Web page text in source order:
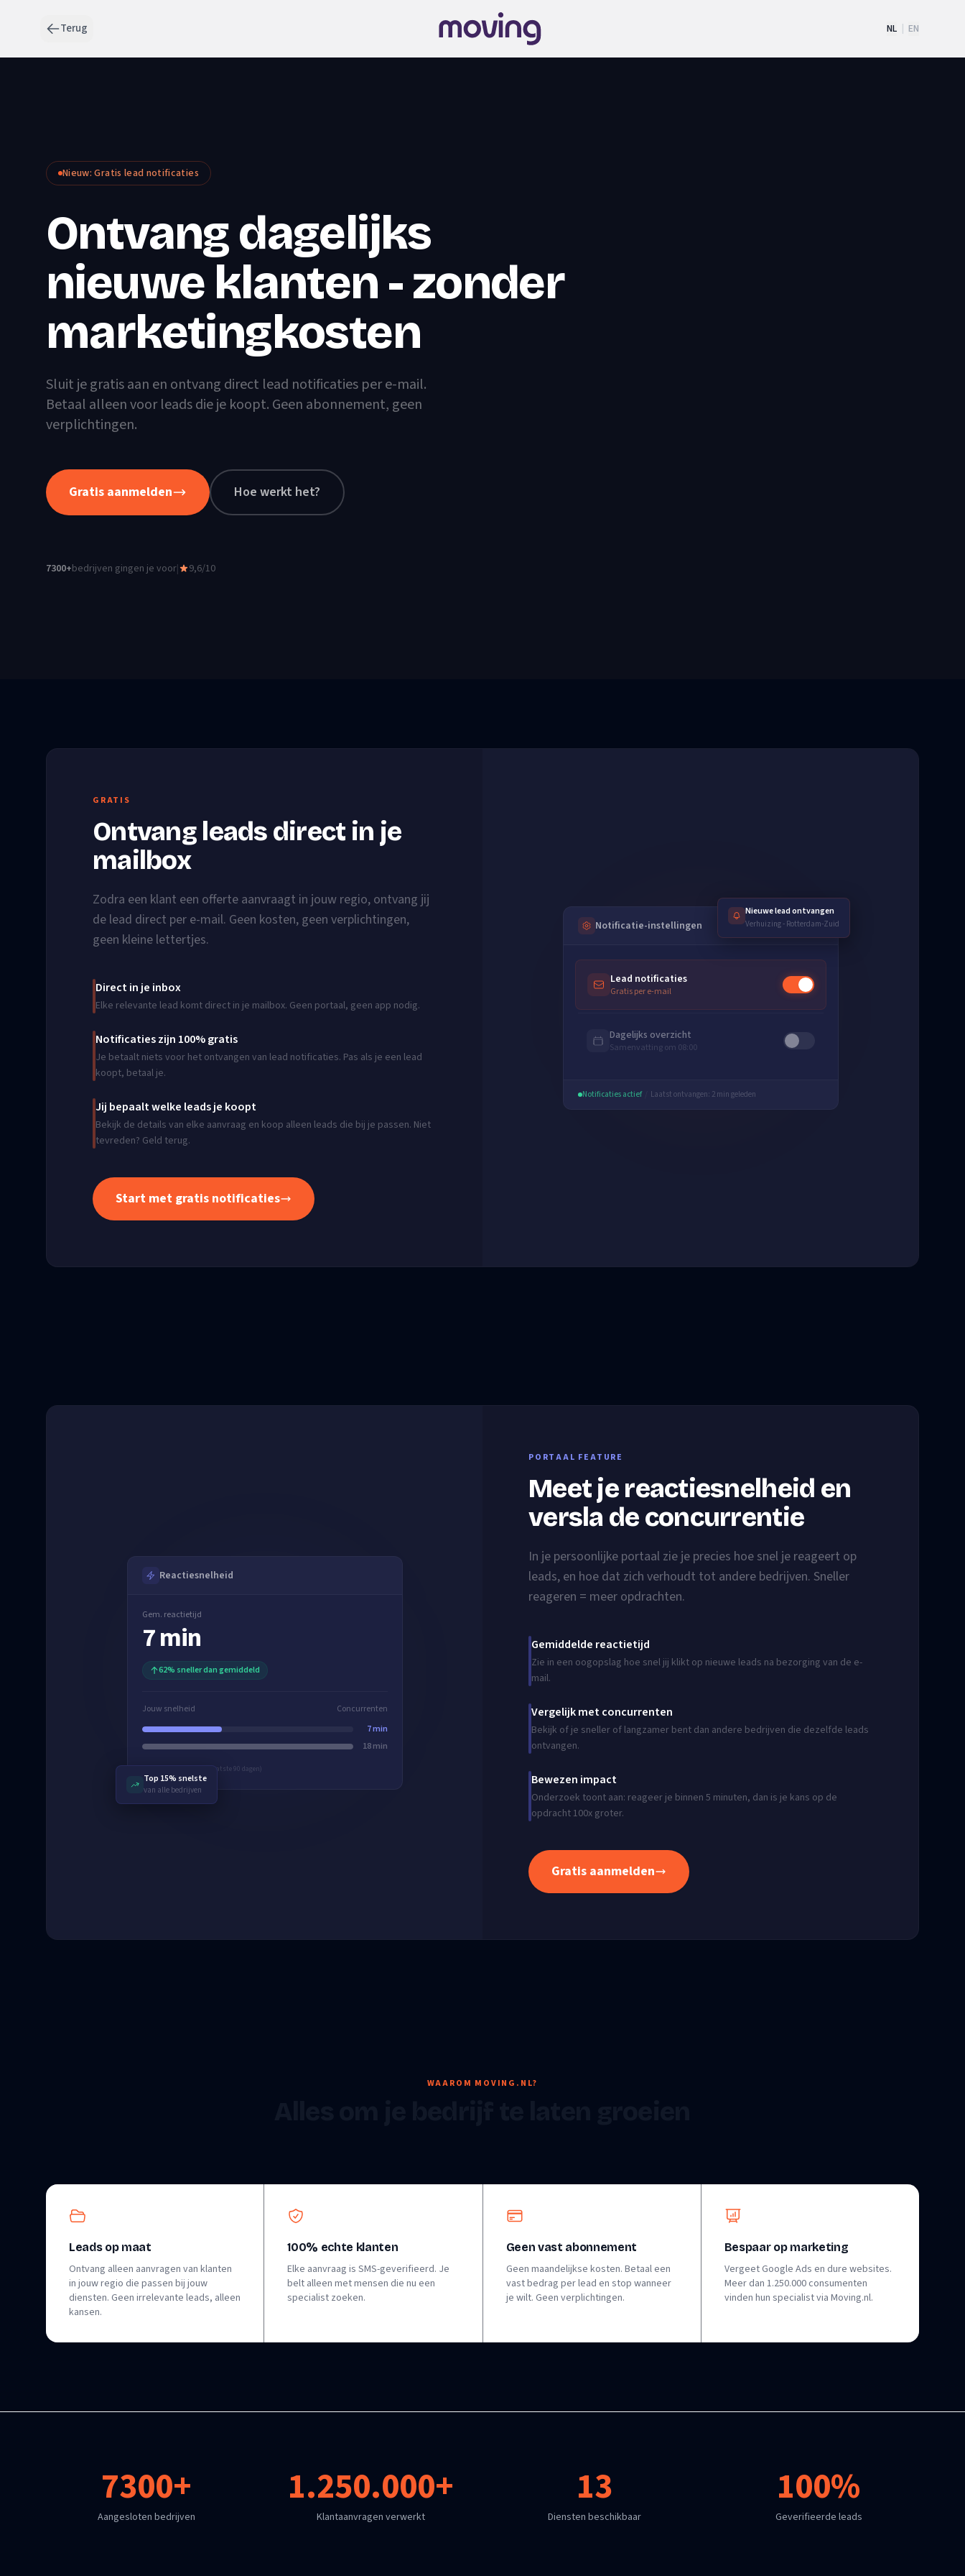
Terug NL EN
Nieuw: Gratis lead notificaties
Ontvang dagelijks
nieuwe klanten - zonder
marketingkosten
Sluit je gratis aan en ontvang direct lead notificaties per e-mail.
Betaal alleen voor leads die je koopt. Geen abonnement, geen
verplichtingen.
Gratis aanmelden Hoe werkt het?
7300+bedrijven gingen je voor| 9,6/10
GRATIS
Ontvang leads direct in je
mailbox
Zodra een klant een offerte aanvraagt in jouw regio, ontvang jij
de lead direct per e-mail. Geen kosten, geen verplichtingen,
geen kleine lettertjes.
Direct in je inbox
Elke relevante lead komt direct in je mailbox. Geen portaal, geen app nodig.
Notificaties zijn 100% gratis
Je betaalt niets voor het ontvangen van lead notificaties. Pas als je een lead
koopt, betaal je.
Jij bepaalt welke leads je koopt
Bekijk de details van elke aanvraag en koop alleen leads die bij je passen. Niet
tevreden? Geld terug.
Start met gratis notificaties
Notificatie-instellingen
Lead notificaties
Gratis per e-mail
Dagelijks overzicht
Samenvatting om 08:00
Notificaties actief Laatst ontvangen: 2 min geleden
Nieuwe lead ontvangen
Verhuizing- Rotterdam-Zuid
Reactiesnelheid
Gem. reactietijd
7 min
62% sneller dan gemiddeld
Jouw snelheid
Concurrenten
7 min
18 min
Op basis van 12 leads (laatste 90 dagen)
Top 15% snelste
van alle bedrijven
PORTAAL FEATURE
Meet je reactiesnelheid en
versla de concurrentie
In je persoonlijke portaal zie je precies hoe snel je reageert op
leads, en hoe dat zich verhoudt tot andere bedrijven. Sneller
reageren = meer opdrachten.
Gemiddelde reactietijd
Zie in een oogopslag hoe snel jij klikt op nieuwe leads na bezorging van de e-
mail.
Vergelijk met concurrenten
Bekijk of je sneller of langzamer bent dan andere bedrijven die dezelfde leads
ontvangen.
Bewezen impact
Onderzoek toont aan: reageer je binnen 5 minuten, dan is je kans op de
opdracht 100x groter.
Gratis aanmelden
WAAROM MOVING.NL?
Leads op maat
Ontvang alleen aanvragen van klanten
in jouw regio die passen bij jouw
diensten. Geen irrelevante leads, alleen
kansen.
100% echte klanten
Elke aanvraag is SMS-geverifieerd. Je
belt alleen met mensen die nu een
specialist zoeken.
Geen vast abonnement
Geen maandelijkse kosten. Betaal een
vast bedrag per lead en stop wanneer
je wilt. Geen verplichtingen.
Bespaar op marketing
Vergeet Google Ads en dure websites.
Meer dan 1.250.000 consumenten
vinden hun specialist via Moving.nl.
7300+
Aangesloten bedrijven
1.250.000+
Klantaanvragen verwerkt
13
Diensten beschikbaar
100%
Geverifieerde leads